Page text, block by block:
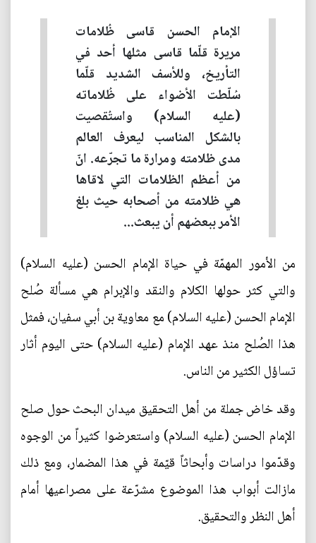
الإمام الحسن قاسى ظُلامات
مريرة قلّما قاسى مثلها أحد في
التأريخ، وللأسف الشديد قلّما
سُلّطت الأضواء على ظُلاماته
(عليه السلام) واستُقصيت
بالشكل المناسب ليعرف العالم
مدى ظلامته ومرارة ما تجرّعه. انّ
من أعظم الظلامات التي لاقاها
هي ظلامته من أصحابه حيث بلغ
الأمر ببعضهم أن يبعث...
من الأمور المهمّة في حياة الإمام الحسن (عليه السلام)
والتي كثر حولها الكلام والنقد والإبرام هي مسألة صُلح
الإمام الحسن (عليه السلام) مع معاوية بن أبي سفيان، فمثل
هذا الصُلح منذ عهد الإمام (عليه السلام) حتى اليوم أثار
تساؤل الكثير من الناس.
وقد خاض جملة من أهل التحقيق ميدان البحث حول صلح
الإمام الحسن (عليه السلام) واستعرضوا كثيراً من الوجوه
وقدّموا دراسات وأبحاثاً قيّمة في هذا المضمار، ومع ذلك
مازالت أبواب هذا الموضوع مشرّعة على مصراعيها أمام
أهل النظر والتحقيق.